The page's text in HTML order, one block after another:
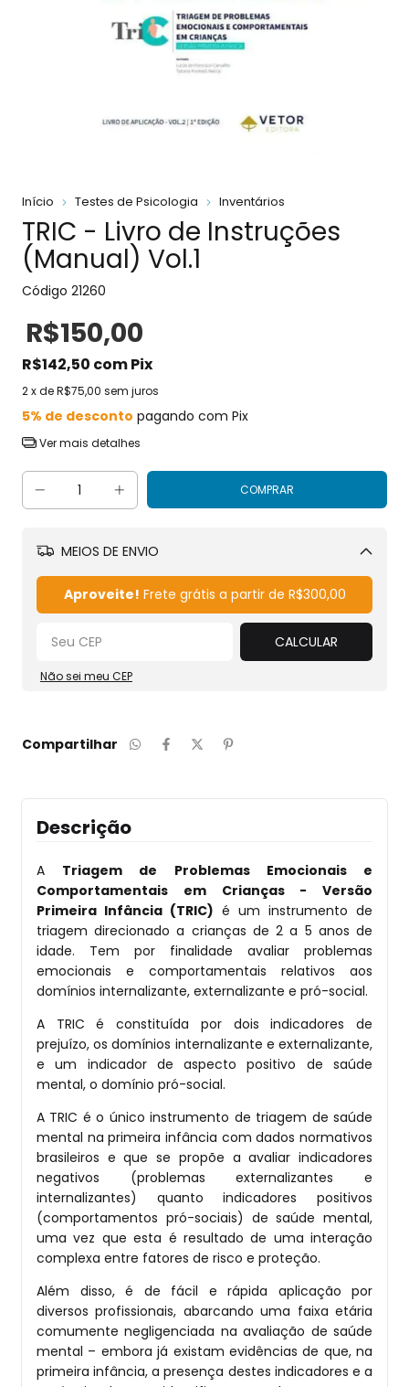
Início Testes de Psicologia Inventários
TRIC - Livro de Instruções
(Manual) Vol.1
Código 21260
R$150,00
R$142,50 comPix
2x deR$75,00 sem juros
5% de desconto pagando com Pix
Ver mais detalhes
MEIOS DE ENVIO
Aproveite! Frete grátis a partir de R$300,00
CALCULAR
Não sei meu CEP
Compartilhar
Descrição
A Triagem de Problemas Emocionais e
Comportamentais em Crianças - Versão
Primeira Infância (TRIC) é um instrumento de
triagem direcionado a crianças de 2 a 5 anos de
idade. Tem por finalidade avaliar problemas
emocionais e comportamentais relativos aos
domínios internalizante, externalizante e pró-social.
A TRIC é constituída por dois indicadores de
prejuízo, os domínios internalizante e externalizante,
e um indicador de aspecto positivo de saúde
mental, o domínio pró-social.
A TRIC é o único instrumento de triagem de saúde
mental na primeira infância com dados normativos
brasileiros e que se propõe a avaliar indicadores
negativos (problemas externalizantes e
internalizantes) quanto indicadores positivos
(comportamentos pró-sociais) de saúde mental,
uma vez que esta é resultado de uma interação
complexa entre fatores de risco e proteção.
Além disso, é de fácil e rápida aplicação por
diversos profissionais, abarcando uma faixa etária
comumente negligenciada na avaliação de saúde
mental – embora já existam evidências de que, na
primeira infância, a presença destes indicadores e a